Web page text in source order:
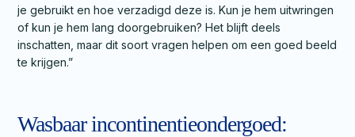
je gebruikt en hoe verzadigd deze is. Kun je hem uitwringen
of kun je hem lang doorgebruiken? Het blijft deels
inschatten, maar dit soort vragen helpen om een goed beeld
te krijgen.”
Wasbaar incontinentieondergoed: